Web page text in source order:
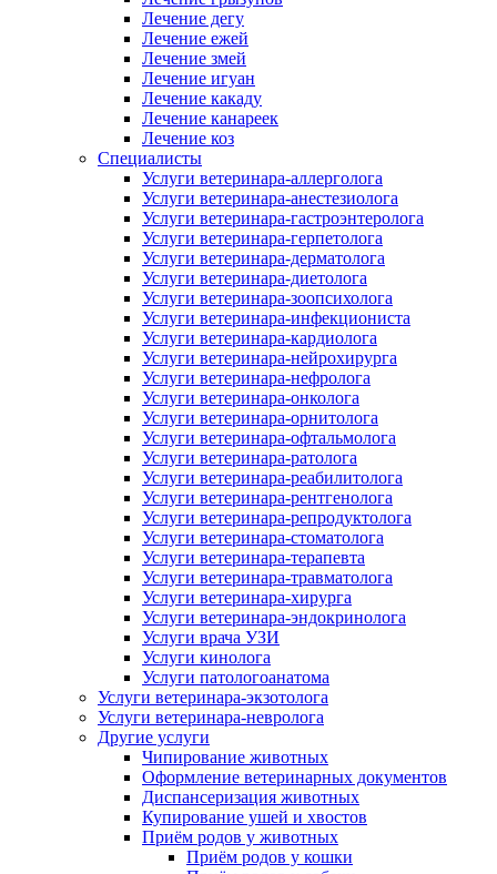
Лечение дегу
Лечение ежей
Лечение змей
Лечение игуан
Лечение какаду
Лечение канареек
Лечение коз
Специалисты
Услуги ветеринара-аллерголога
Услуги ветеринара-анестезиолога
Услуги ветеринара-гастроэнтеролога
Услуги ветеринара-герпетолога
Услуги ветеринара-дерматолога
Услуги ветеринара-диетолога
Услуги ветеринара-зоопсихолога
Услуги ветеринара-инфекциониста
Услуги ветеринара-кардиолога
Услуги ветеринара-нейрохирурга
Услуги ветеринара-нефролога
Услуги ветеринара-онколога
Услуги ветеринара-орнитолога
Услуги ветеринара-офтальмолога
Услуги ветеринара-ратолога
Услуги ветеринара-реабилитолога
Услуги ветеринара-рентгенолога
Услуги ветеринара-репродуктолога
Услуги ветеринара-стоматолога
Услуги ветеринара-терапевта
Услуги ветеринара-травматолога
Услуги ветеринара-хирурга
Услуги ветеринара-эндокринолога
Услуги врача УЗИ
Услуги кинолога
Услуги патологоанатома
Услуги ветеринара-экзотолога
Услуги ветеринара-невролога
Другие услуги
Чипирование животных
Оформление ветеринарных документов
Диспансеризация животных
Купирование ушей и хвостов
Приём родов у животных
Приём родов у кошки